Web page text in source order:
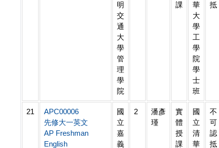
明
交
通
大
學
管
理
學
院
課
華
大
學
工
學
院
學
士
班
抵
21
APC00006
先修大一英文
AP Freshman
English
國
立
嘉
義
2
潘彥
瑾
實
體
授
課
國
立
清
華
不
可
認
抵